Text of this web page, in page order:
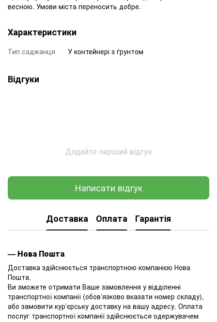
весною. Умови міста переносить добре.
Характеристики
Тип саджанця У контейнері з ґрунтом
Відгуки
Додайте перший відгук
Написати відгук
Доставка Оплата Гарантія
— Нова Пошта
Доставка здійснюється транспортною компанією Нова
Пошта.
Ви зможете отримати Ваше замовлення у відділенні
транспортної компанії (обов’язково вказати номер складу),
або замовити кур’єрську доставку на вашу адресу. Оплата
послуг транспортної компанії здійснюється одержувачем